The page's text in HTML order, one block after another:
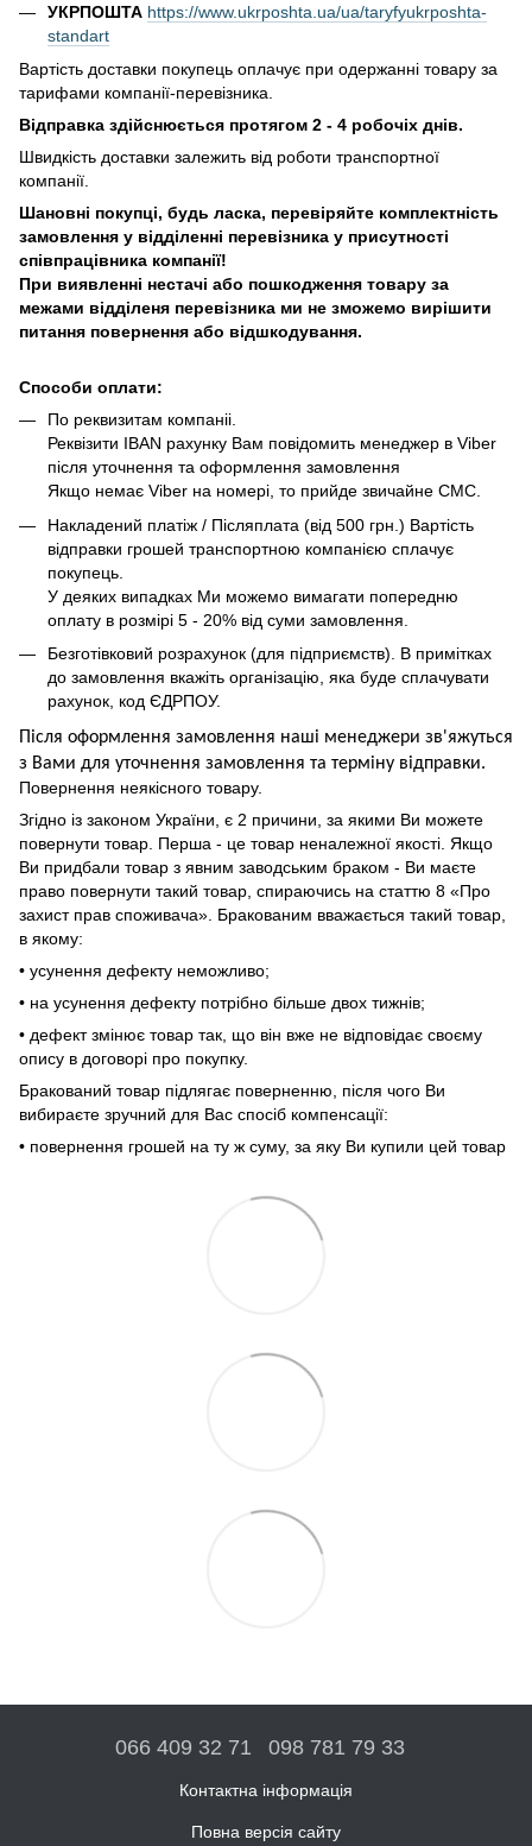
УКРПОШТА https://www.ukrposhta.ua/ua/taryfyukrposhta-
standart
Вартість доставки покупець оплачує при одержанні товару за
тарифами компанії-перевізника.
Відправка здійснюється протягом 2 - 4 робочіх днів.
Швидкість доставки залежить від роботи транспортної
компанії.
Шановні покупці, будь ласка, перевіряйте комплектність
замовлення у відділенні перевізника у присутності
співпрацівника компанії!
При виявленні нестачі або пошкодження товару за
межами відділеня перевізника ми не зможемо вирішити
питання повернення або відшкодування.
Способи оплати:
По реквизитам компаніі.
Реквізити IBAN рахунку Вам повідомить менеджер в Viber
після уточнення та оформлення замовлення
Якщо немає Viber на номері, то прийде звичайне СМС.
Накладений платіж / Післяплата (від 500 грн.) Вартість
відправки грошей транспортною компанією сплачує
покупець.
У деяких випадках Ми можемо вимагати попередню
оплату в розмірі 5 - 20% від суми замовлення.
Безготівковий розрахунок (для підприємств). В примітках
до замовлення вкажіть організацію, яка буде сплачувати
рахунок, код ЄДРПОУ.
Після оформлення замовлення наші менеджери зв'яжуться
з Вами для уточнення замовлення та терміну відправки.
Повернення неякісного товару.
Згідно із законом України, є 2 причини, за якими Ви можете
повернути товар. Перша - це товар неналежної якості. Якщо
Ви придбали товар з явним заводським браком - Ви маєте
право повернути такий товар, спираючись на статтю 8 «Про
захист прав споживача». Бракованим вважається такий товар,
в якому:
• усунення дефекту неможливо;
• на усунення дефекту потрібно більше двох тижнів;
• дефект змінює товар так, що він вже не відповідає своєму
опису в договорі про покупку.
Бракований товар підлягає поверненню, після чого Ви
вибираєте зручний для Вас спосіб компенсації:
• повернення грошей на ту ж суму, за яку Ви купили цей товар
066 409 32 71 098 781 79 33
Контактна інформація
Повна версія сайту